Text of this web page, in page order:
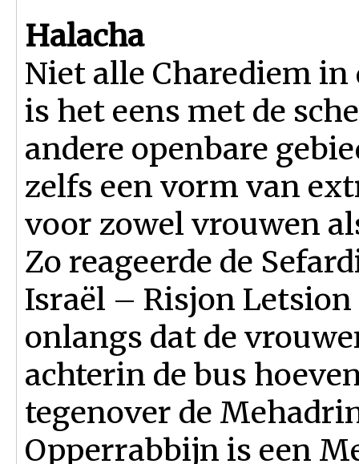
Halacha
Niet alle Charediem
is het eens met de
andere openbare
zelfs een vorm van
voor zowel vrouwen
Zo reageerde de
Israël – Risjon
onlangs dat de
achterin de bus
tegenover de
Opperrabbijn is een